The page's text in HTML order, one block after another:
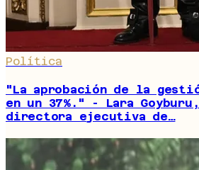
Política
"La aprobación de la
en un 37%." - Lara
directora ejecutiva de…